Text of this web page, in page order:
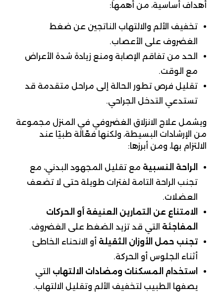
أهداف أساسية، من أهمها:
تخفيف الألم والالتهاب الناتجين عن ضغط
الغضروف على الأعصاب.
الحد من تفاقم الإصابة ومنع زيادة شدة الأعراض
مع الوقت.
تقليل فرص تطور الحالة إلى مراحل متقدمة قد
تستدعي التدخل الجراحي.
ويشمل علاج الانزلاق الغضروفي في المنزل مجموعة
من الإرشادات البسيطة، ولكنها فعّالة طبيًا عند
الالتزام بها، ومن أبرزها:
الراحة النسبية مع تقليل المجهود البدني، مع
تجنب الراحة التامة لفترات طويلة حتى لا تضعف
العضلات.
الامتناع عن التمارين العنيفة أو الحركات
المفاجئة التي قد تزيد الضغط على الغضروف.
تجنب حمل الأوزان الثقيلة أو الانحناء الخاطئ
أثناء الجلوس أو الحركة.
استخدام المسكنات ومضادات الالتهاب التي
يصفها الطبيب لتخفيف الألم وتقليل الالتهاب.